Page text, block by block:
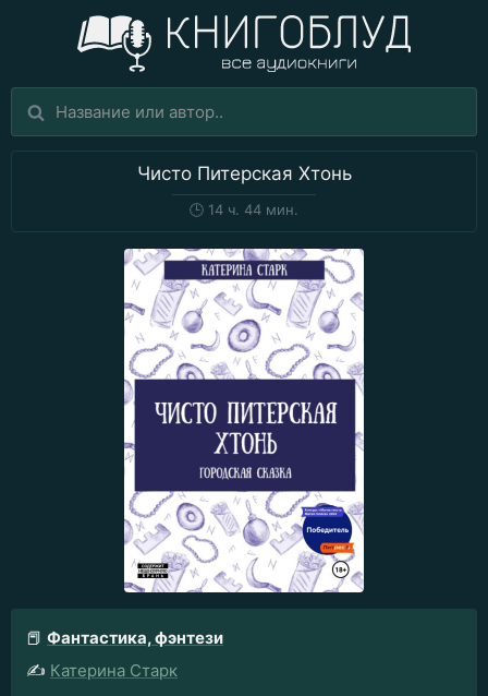
Чисто Питерская Хтонь
🕒 14 ч. 44 мин.
📕 Фантастика, фэнтези
✍️ Катерина Старк